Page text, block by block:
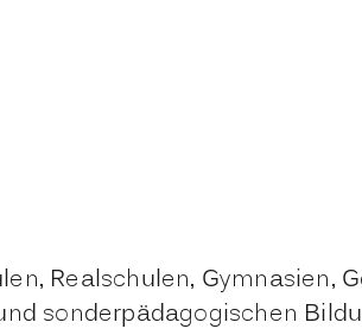
Realschulen, Gymnasien,
sonderpädagogischen